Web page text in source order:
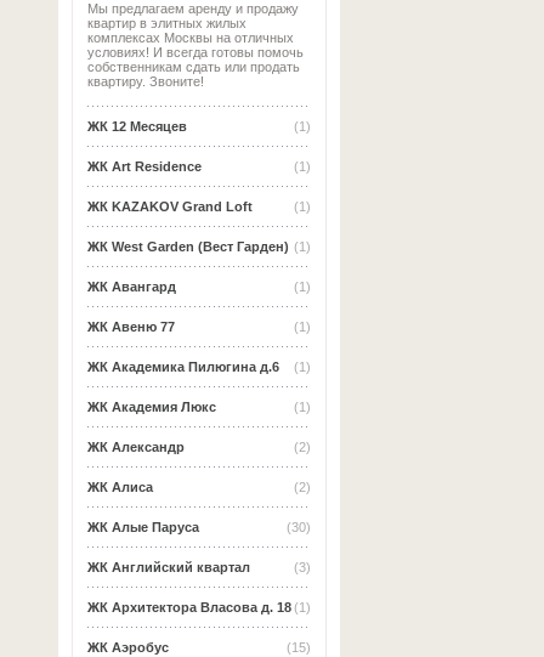
Мы предлагаем аренду и продажу
квартир в элитных жилых
комплексах Москвы на отличных
условиях! И всегда готовы помочь
собственникам сдать или продать
квартиру. Звоните!
(1)
ЖК 12 Месяцев
(1)
ЖК Art Residence
(1)
ЖК KAZAKOV Grand Loft
(1)
ЖК West Garden (Вест Гарден)
(1)
ЖК Авангард
(1)
ЖК Авеню 77
(1)
ЖК Академика Пилюгина д.6
(1)
ЖК Академия Люкс
(2)
ЖК Александр
(2)
ЖК Алиса
(30)
ЖК Алые Паруса
(3)
ЖК Английский квартал
(1)
ЖК Архитектора Власова д. 18
(15)
ЖК Аэробус